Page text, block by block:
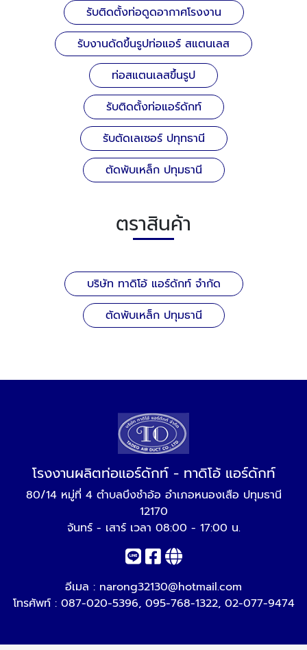
รับติดตั้งท่อดูดอากาศโรงงาน
รับงานดัดขึ้นรูปท่อแอร์ สแตนเลส
ท่อสแตนเลสขึ้นรูป
รับติดตั้งท่อแอร์ดักท์
รับตัดเลเซอร์ ปทุทธานี
ตัดพับเหล็ก ปทุมธานี
ตราสินค้า
บริษัท ทาดิโอ้ แอร์ดักท์ จำกัด
ตัดพับเหล็ก ปทุมธานี
โรงงานผลิตท่อแอร์ดักท์ - ทาดิโอ้ แอร์ดักท์
80/14 หมู่ที่ 4 ตำบลบึงชำอ้อ อำเภอหนองเสือ ปทุมธานี
12170
จันทร์ - เสาร์ เวลา 08:00 - 17:00 น.
อีเมล : narong32130@hotmail.com
โทรศัพท์ : 087-020-5396, 095-768-1322, 02-077-9474